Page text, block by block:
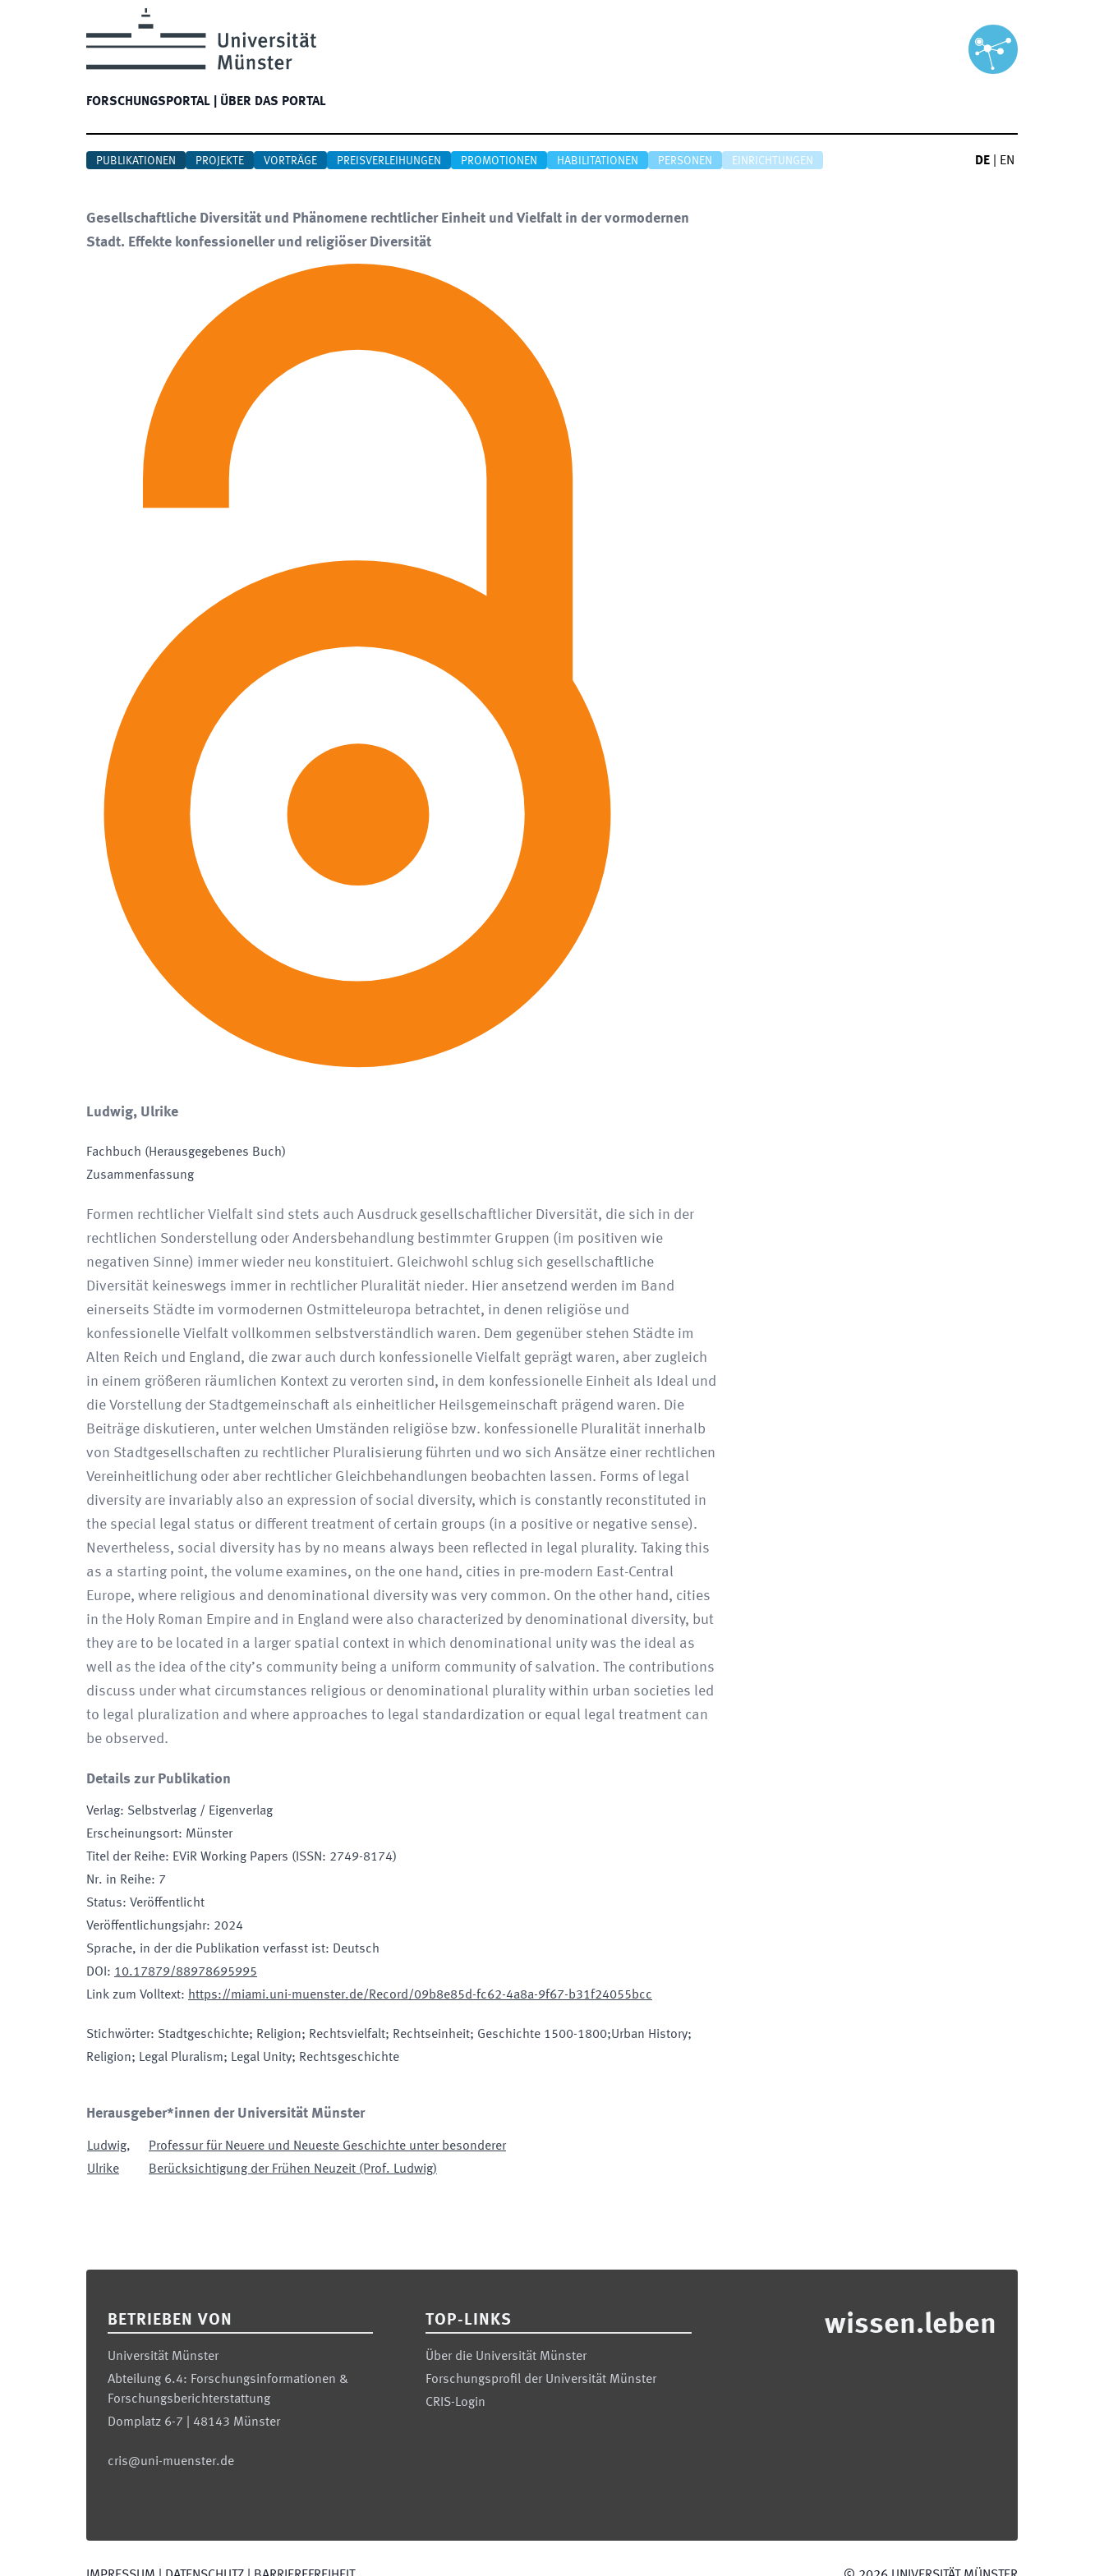
FORSCHUNGSPORTAL ÜBER DAS PORTAL
PUBLIKATIONEN PROJEKTE VORTRÄGE PREISVERLEIHUNGEN PROMOTIONEN HABILITATIONEN PERSONEN EINRICHTUNGEN DE EN
Gesellschaftliche Diversität und Phänomene rechtlicher Einheit und Vielfalt in der vormodernen
Stadt. Effekte konfessioneller und religiöser Diversität
Ludwig, Ulrike
Fachbuch (Herausgegebenes Buch)
Zusammenfassung
Formen rechtlicher Vielfalt sind stets auch Ausdruck gesellschaftlicher Diversität, die sich in der
rechtlichen Sonderstellung oder Andersbehandlung bestimmter Gruppen (im positiven wie
negativen Sinne) immer wieder neu konstituiert. Gleichwohl schlug sich gesellschaftliche
Diversität keineswegs immer in rechtlicher Pluralität nieder. Hier ansetzend werden im Band
einerseits Städte im vormodernen Ostmitteleuropa betrachtet, in denen religiöse und
konfessionelle Vielfalt vollkommen selbstverständlich waren. Dem gegenüber stehen Städte im
Alten Reich und England, die zwar auch durch konfessionelle Vielfalt geprägt waren, aber zugleich
in einem größeren räumlichen Kontext zu verorten sind, in dem konfessionelle Einheit als Ideal und
die Vorstellung der Stadtgemeinschaft als einheitlicher Heilsgemeinschaft prägend waren. Die
Beiträge diskutieren, unter welchen Umständen religiöse bzw. konfessionelle Pluralität innerhalb
von Stadtgesellschaften zu rechtlicher Pluralisierung führten und wo sich Ansätze einer rechtlichen
Vereinheitlichung oder aber rechtlicher Gleichbehandlungen beobachten lassen. Forms of legal
diversity are invariably also an expression of social diversity, which is constantly reconstituted in
the special legal status or different treatment of certain groups (in a positive or negative sense).
Nevertheless, social diversity has by no means always been reflected in legal plurality. Taking this
as a starting point, the volume examines, on the one hand, cities in pre-modern East-Central
Europe, where religious and denominational diversity was very common. On the other hand, cities
in the Holy Roman Empire and in England were also characterized by denominational diversity, but
they are to be located in a larger spatial context in which denominational unity was the ideal as
well as the idea of the city’s community being a uniform community of salvation. The contributions
discuss under what circumstances religious or denominational plurality within urban societies led
to legal pluralization and where approaches to legal standardization or equal legal treatment can
be observed.
Details zur Publikation
Verlag: Selbstverlag / Eigenverlag
Erscheinungsort: Münster
Titel der Reihe: EViR Working Papers (ISSN: 2749-8174)
Nr. in Reihe: 7
Status: Veröffentlicht
Veröffentlichungsjahr: 2024
Sprache, in der die Publikation verfasst ist: Deutsch
DOI : 10.17879/88978695995
Link zum Volltext: https://miami.uni-muenster.de/Record/09b8e85d-fc62-4a8a-9f67-b31f24055bcc
Stichwörter: Stadtgeschichte; Religion; Rechtsvielfalt; Rechtseinheit; Geschichte 1500-1800;Urban History;
Religion; Legal Pluralism; Legal Unity; Rechtsgeschichte
Herausgeber*innen der Universität Münster
Ludwig,
Ulrike
Professur für Neuere und Neueste Geschichte unter besonderer
Berücksichtigung der Frühen Neuzeit (Prof. Ludwig)
BETRIEBEN VON
Universität Münster
Abteilung 6.4: Forschungsinformationen &
Forschungsberichterstattung
Domplatz 6-7 | 48143 Münster
cris@uni-muenster.de
TOP-LINKS
Über die Universität Münster
Forschungsprofil der Universität Münster
CRIS-Login
wissen.leben